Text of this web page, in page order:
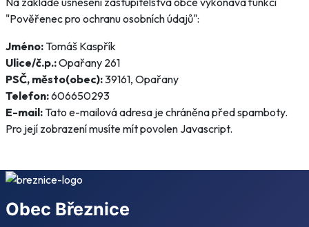
"Pověřenec pro ochranu osobních údajů":
Jméno: Tomáš Kaspřík
Ulice/č.p.:Opařany 261
PSČ, město(obec):39161, Opařany
Telefon:606650293
E-mail: Tato e-mailová adresa je chráněna před spamboty.
Pro její zobrazení musíte mít povolen Javascript.
Obec Březnice